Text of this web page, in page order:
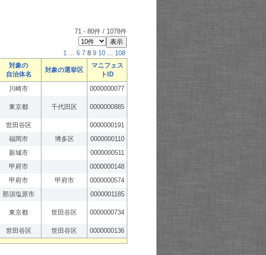
71 - 80件 / 1078件
1 ... 6 7 8 9 10 ... 108
対象の
自治体名
対象の選挙区
マニフェス
トID
川崎市 0000000077
東京都 千代田区 0000000885
世田谷区
0000000191
福岡市 博多区
0000000110
新城市
0000000511
甲府市
0000000148
甲府市 甲府市
0000000574
那須塩原市 0000001185
東京都 世田谷区 0000000734
世田谷区 世田谷区 0000000136